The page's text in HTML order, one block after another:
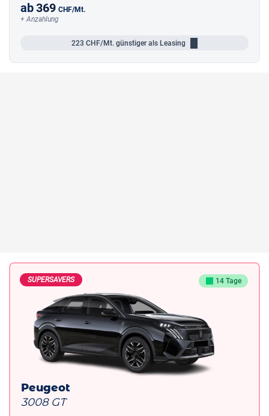
ab369 CHF/Mt.
+ Anzahlung
223 CHF/Mt. günstiger als Leasing
SUPERSAVERS 14 Tage
Peugeot
3008 GT